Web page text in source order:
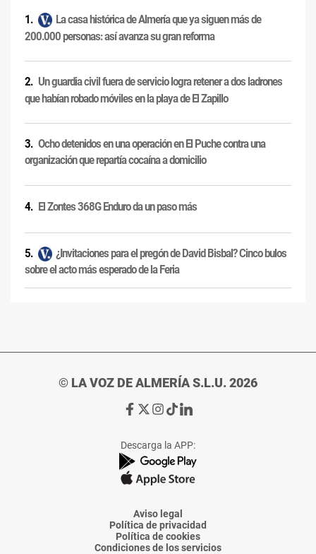
La casa histórica de Almería que ya siguen más de
200.000 personas: así avanza su gran reforma
Un guardia civil fuera de servicio logra retener a dos ladrones
que habían robado móviles en la playa de El Zapillo
Ocho detenidos en una operación en El Puche contra una
organización que repartía cocaína a domicilio
El Zontes 368G Enduro da un paso más
¿Invitaciones para el pregón de David Bisbal? Cinco bulos
sobre el acto más esperado de la Feria
© LA VOZ DE ALMERÍA S.L.U. 2026
Ir
de
La
Voz
Almería
Ir
de
La
Voz
Almería
Ir
de
La
Voz
Almería
Ir
de
La
Voz
Almería
Ir
de
La
Voz
Descarga la APP:
Aviso legal
Política de privacidad
Política de cookies
Condiciones de los servicios